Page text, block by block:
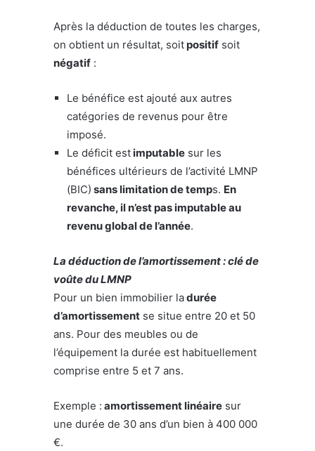
Après la déduction de toutes les charges,
on obtient un résultat, soit positif soit
négatif :
Le bénéfice est ajouté aux autres
catégories de revenus pour être
imposé.
Le déficit est imputable sur les
bénéfices ultérieurs de l’activité LMNP
(BIC) sans limitation de temps. En
revanche, il n’est pas imputable au
revenu global de l’année.
La déduction de l’amortissement : clé de
voûte du LMNP
Pour un bien immobilier ladurée
d’amortissement se situe entre 20 et 50
ans. Pour des meubles ou de
l’équipement la durée est habituellement
comprise entre 5 et 7 ans.
Exemple : amortissement linéaire sur
une durée de 30 ans d’un bien à 400 000
€.